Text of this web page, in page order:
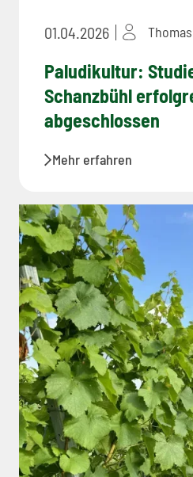
01.04.2026
Paludikultur:
Schanzbühl
abgeschlossen
Mehr erfahren